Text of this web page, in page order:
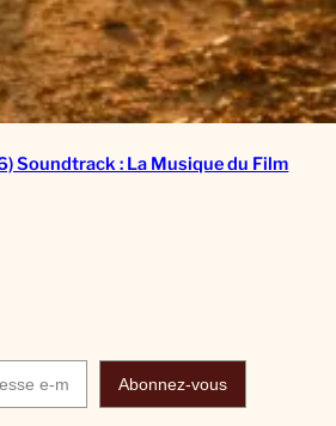
Soundtrack : La Musique du Film
Abonnez-vous